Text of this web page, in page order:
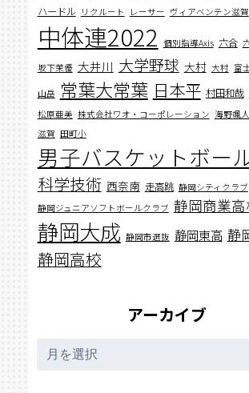
ハードル リクルート レーサー ヴィアベンテン滋賀
中体連2022 個別指導Axis 六合
坂下茉優 大井川 大学野球 大村 大村 富
山岳 常葉大常葉 日本平 村田和哉
松原亜美 株式会社ワオ・コーポレーション 海野颯人
滋賀 田町小
男子バスケットボー
科学技術 西奈南 走高跳 静岡シティクラブ
静岡ジュニアソフトボールクラブ 静岡商業高
静岡大成 静岡市選抜 静岡東高 静
静岡高校
アーカイブ
ー